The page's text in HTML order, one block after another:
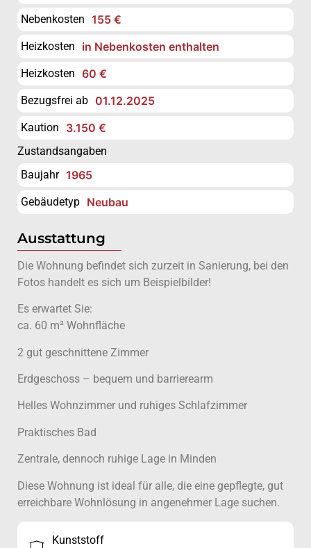
Nebenkosten 155 €
Heizkosten in Nebenkosten enthalten
Heizkosten 60 €
Bezugsfrei ab 01.12.2025
Kaution 3.150 €
Zustandsangaben
Baujahr 1965
Gebäudetyp Neubau
Ausstattung
Die Wohnung befindet sich zurzeit in Sanierung, bei den
Fotos handelt es sich um Beispielbilder!
Es erwartet Sie:
ca. 60 m² Wohnfläche
2 gut geschnittene Zimmer
Erdgeschoss – bequem und barrierearm
Helles Wohnzimmer und ruhiges Schlafzimmer
Praktisches Bad
Zentrale, dennoch ruhige Lage in Minden
Diese Wohnung ist ideal für alle, die eine gepflegte, gut
erreichbare Wohnlösung in angenehmer Lage suchen.
Kunststoff